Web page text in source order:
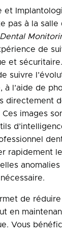
et
pas à la
Dental
de
et
suivre
à l’aide de
directement
images
rapidement
anomalies
de
en
Vous